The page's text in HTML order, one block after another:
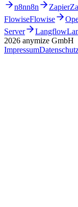
n8nn8n Zapier
FlowiseFlowise
Server
Langflow
2026 anymize GmbH
Impressum